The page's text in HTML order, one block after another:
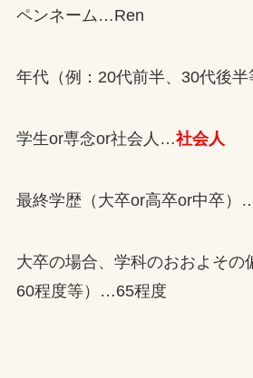
ペンネーム…Ren
年代（例：20代前半、30代後
学生or専念or社会人…社会人
最終学歴（大卒or高卒or中卒）
大卒の場合、学科のおおよその
60程度等）…65程度